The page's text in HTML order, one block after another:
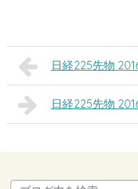
日経225先物
日経225先物